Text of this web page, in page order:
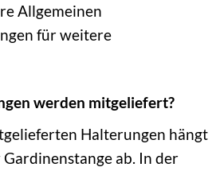
Allgemeinen
für weitere
werden mitgeliefert?
Halterungen hängt
ab. In der